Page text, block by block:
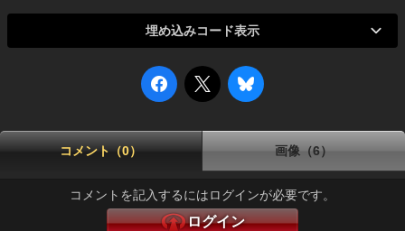
埋め込みコード表示
コメント（0） 画像（6）
コメントを記入するにはログインが必要です。
ログイン